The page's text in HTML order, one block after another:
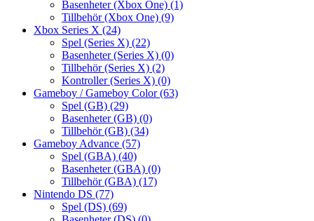
Basenheter (Xbox One) (1)
Tillbehör (Xbox One) (9)
Xbox Series X (24)
Spel (Series X) (22)
Basenheter (Series X) (0)
Tillbehör (Series X) (2)
Kontroller (Series X) (0)
Gameboy / Gameboy Color(63)
Spel (GB) (29)
Basenheter (GB) (0)
Tillbehör (GB) (34)
Gameboy Advance (57)
Spel (GBA) (40)
Basenheter (GBA) (0)
Tillbehör (GBA) (17)
Nintendo DS (77)
Spel (DS) (69)